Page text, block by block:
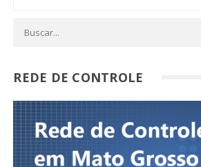
REDE DE CONTROLE